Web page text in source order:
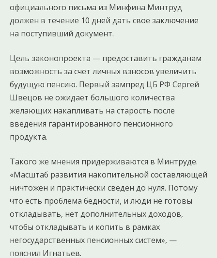
официального письма из Минфина Минтруд
должен в течение 10 дней дать свое заключение
на поступивший документ.
Цель законопроекта — предоставить гражданам
возможность за счет личных взносов увеличить
будущую пенсию. Первый зампред ЦБ РФ Сергей
Швецов не ожидает большого количества
желающих накапливать на старость после
введения гарантированного пенсионного
продукта.
Такого же мнения придерживаются в Минтруде.
«Масштаб развития накопительной составляющей
ничтожен и практически сведен до нуля. Потому
что есть проблема бедности, и люди не готовы
откладывать, нет дополнительных доходов,
чтобы откладывать и копить в рамках
негосударственных пенсионных систем», —
пояснил Игнатьев.